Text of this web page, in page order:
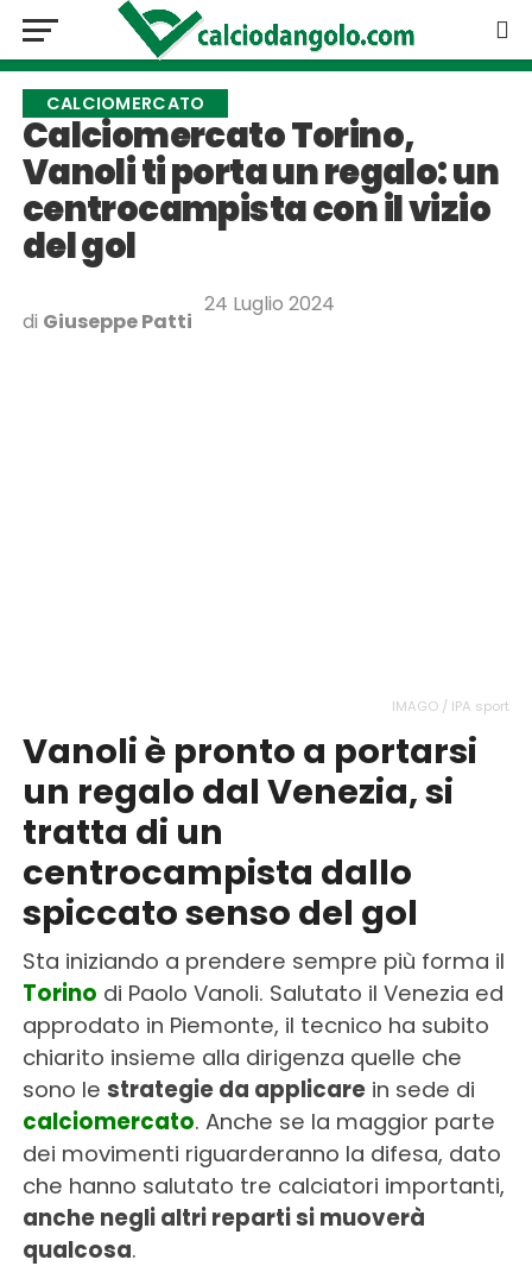
CALCIOMERCATO
Calciomercato Torino,
Vanoli ti porta un regalo: un
centrocampista con il vizio
del gol
di Giuseppe Patti
24 Luglio 2024
IMAGO / IPA sport
Vanoli è pronto a portarsi
un regalo dal Venezia, si
tratta di un
centrocampista dallo
spiccato senso del gol
Sta iniziando a prendere sempre più forma il
Torino di Paolo Vanoli. Salutato il Venezia ed
approdato in Piemonte, il tecnico ha subito
chiarito insieme alla dirigenza quelle che
sono le strategie da applicarein sede di
calciomercato. Anche se la maggior parte
dei movimenti riguarderanno la difesa, dato
che hanno salutato tre calciatori importanti,
anche negli altri reparti si muoverà
qualcosa.